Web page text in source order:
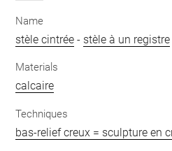
Name
stèle cintrée - stèle à un registre
Materials
calcaire
Techniques
bas-relief creux = sculpture en